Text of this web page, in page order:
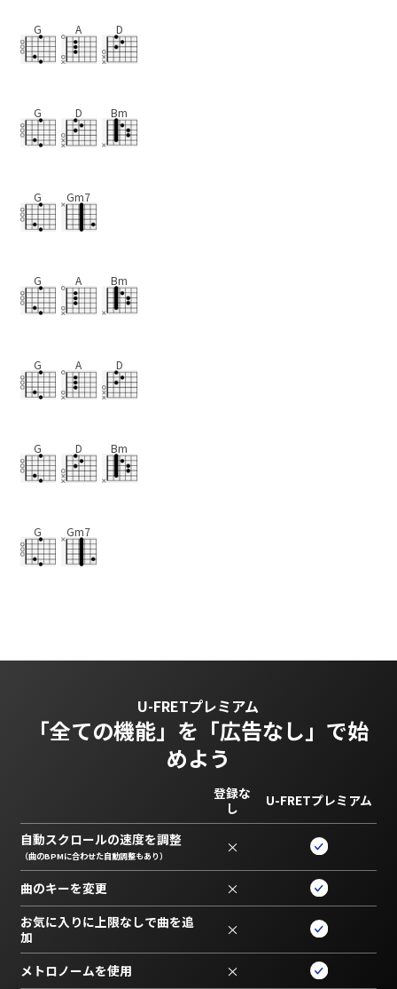
G A D
G D Bm
G Gm7
G A Bm
G A D
G D Bm
G Gm7
U-FRETプレミアム
「全ての機能」を 「広告なし」で始
めよう
登録な
し
U-FRETプレミアム
自動スクロールの速度を調整
（曲のBPMに合わせた自動調整もあり） ×
曲のキーを変更 ×
お気に入りに上限なしで曲を追
加
×
メトロノームを使用 ×